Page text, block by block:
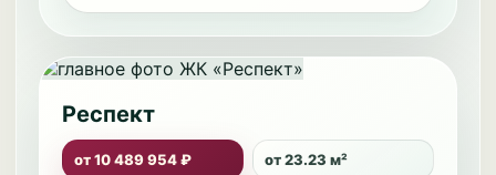
Респект
от 10 489 954 ₽ от 23.23 м²